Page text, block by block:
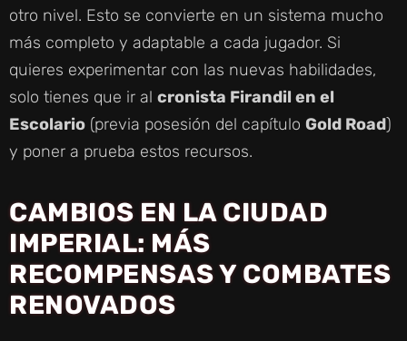
otro nivel. Esto se convierte en un sistema mucho
más completo y adaptable a cada jugador. Si
quieres experimentar con las nuevas habilidades,
solo tienes que ir al cronista Firandil en el
Escolario (previa posesión del capítulo Gold Road)
y poner a prueba estos recursos.
CAMBIOS EN LA CIUDAD
IMPERIAL: MÁS
RECOMPENSAS Y COMBATES
RENOVADOS